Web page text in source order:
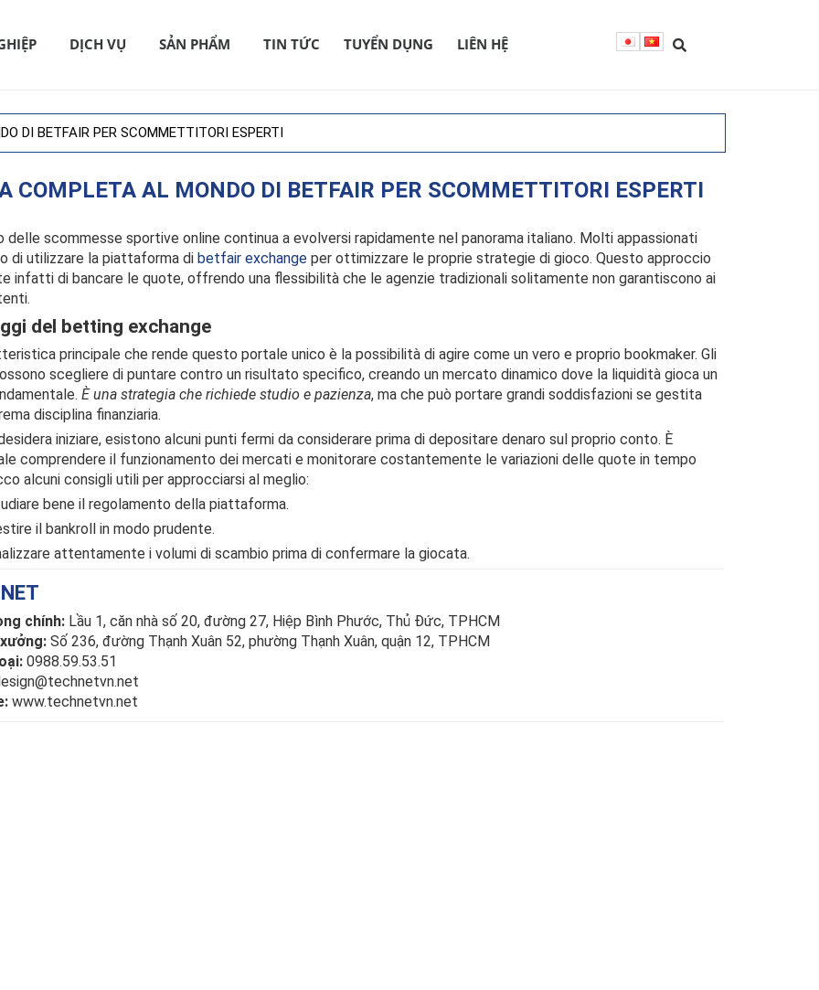
DỊCH VỤ SẢN PHẨM TIN TỨC TUYỂN DỤNG LIÊN HỆ
DI BETFAIR PER SCOMMETTITORI ESPERTI
COMPLETA AL MONDO DI BETFAIR PER SCOMMETTITORI ESPERTI
delle scommesse sportive online continua a evolversi rapidamente nel panorama italiano. Molti appassionati
di utilizzare la piattaforma di betfair exchangeper ottimizzare le proprie strategie di gioco. Questo approccio
infatti di bancare le quote, offrendo una flessibilità che le agenzie tradizionali solitamente non garantiscono ai
del betting exchange
principale che rende questo portale unico è la possibilità di agire come un vero e proprio bookmaker. Gli
scegliere di puntare contro un risultato specifico, creando un mercato dinamico dove la liquidità gioca un
È una strategia che richiede studio e pazienza, ma che può portare grandi soddisfazioni se gestita
disciplina finanziaria.
iniziare, esistono alcuni punti fermi da considerare prima di depositare denaro sul proprio conto. È
comprendere il funzionamento dei mercati e monitorare costantemente le variazioni delle quote in tempo
alcuni consigli utili per approcciarsi al meglio:
bene il regolamento della piattaforma.
il bankroll in modo prudente.
attentamente i volumi di scambio prima di confermare la giocata.
chính:Lầu 1, căn nhà số 20, đường 27, Hiệp Bình Phước, Thủ Đức, TPHCM
Số 236, đường Thạnh Xuân 52, phường Thạnh Xuân, quận 12, TPHCM
0988.59.53.51
www.technetvn.net